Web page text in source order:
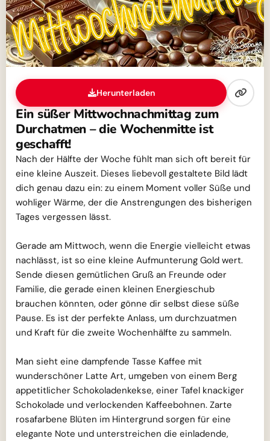
Herunterladen
Ein süßer Mittwochnachmittag zum
Durchatmen – die Wochenmitte ist
geschafft!
Nach der Hälfte der Woche fühlt man sich oft bereit für
eine kleine Auszeit. Dieses liebevoll gestaltete Bild lädt
dich genau dazu ein: zu einem Moment voller Süße und
wohliger Wärme, der die Anstrengungen des bisherigen
Tages vergessen lässt.
Gerade am Mittwoch, wenn die Energie vielleicht etwas
nachlässt, ist so eine kleine Aufmunterung Gold wert.
Sende diesen gemütlichen Gruß an Freunde oder
Familie, die gerade einen kleinen Energieschub
brauchen könnten, oder gönne dir selbst diese süße
Pause. Es ist der perfekte Anlass, um durchzuatmen
und Kraft für die zweite Wochenhälfte zu sammeln.
Man sieht eine dampfende Tasse Kaffee mit
wunderschöner Latte Art, umgeben von einem Berg
appetitlicher Schokoladenkekse, einer Tafel knackiger
Schokolade und verlockenden Kaffeebohnen. Zarte
rosafarbene Blüten im Hintergrund sorgen für eine
elegante Note und unterstreichen die einladende,